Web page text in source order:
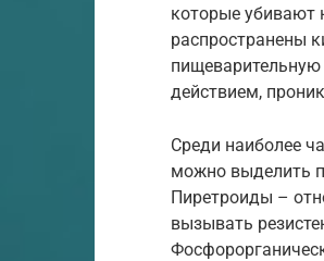
которые убивают
распространены
действием,
Среди наиболее
можно выделить
Пиретроиды –
вызывать